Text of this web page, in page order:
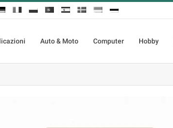
Auto & Moto Computer Hobby